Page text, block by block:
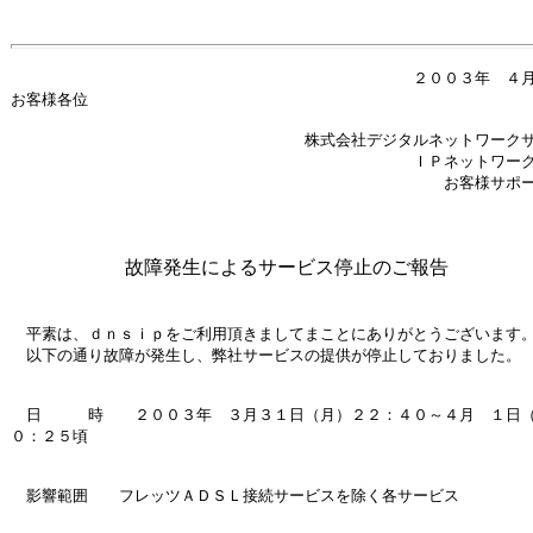
２００３年 ４月 １
お客様各位
株式会社デジタルネットワークサポ
ＩＰネットワーク事
お客様サポート担
故障発生によるサービス停止のご報告
平素は、ｄｎｓｉｐをご利用頂きましてまことにありがとうございます。
以下の通り故障が発生し、弊社サービスの提供が停止しておりました。
日 時 ２００３年 ３月３１日（月）２２：４０～４月 １日（
０：２５頃
影響範囲 フレッツＡＤＳＬ接続サービスを除く各サービス